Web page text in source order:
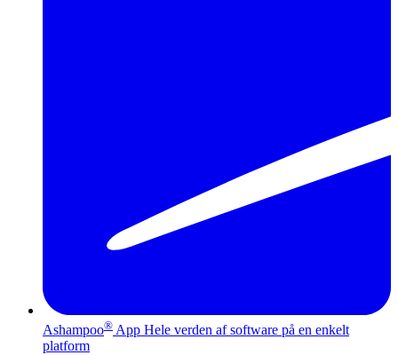
Ashampoo® App Hele verden af software på en enkelt
platform